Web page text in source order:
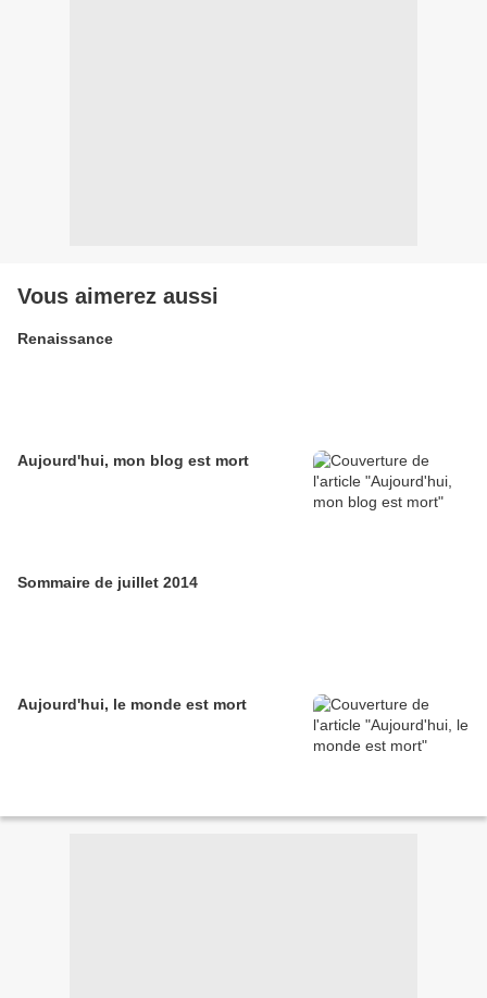
Vous aimerez aussi
Renaissance
Aujourd'hui, mon blog est mort
Sommaire de juillet 2014
Aujourd'hui, le monde est mort